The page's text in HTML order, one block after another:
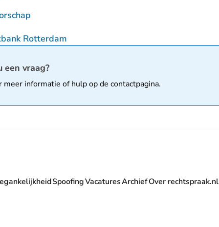
Rotterdam
informatie
een vraag?
meer informatie of hulp op de contactpagina.
Rechtspraak.nl
verlaat Rechtspraak.nl
- U verlaat Rechtspraak.nl
- U verlaat Rechtspraak.nl
- U verlaat Rechtspraak.nl
nieuwsbrief - U verlaat Rechtspraak.nl
SpoofingVacatures
- U verlaat Rechtspraak.nl
ArchiefOver rechtspraak.nl